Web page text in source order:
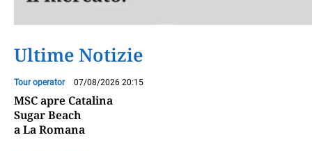
Ultime Notizie
Tour operator 07/08/2026 20:15
MSC apre Catalina
Sugar Beach
a La Romana